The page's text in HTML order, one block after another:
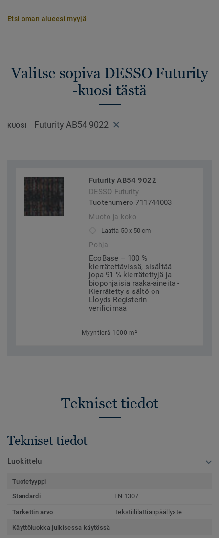
Etsi oman alueesi myyjä
Valitse sopiva DESSO Futurity
-kuosi tästä
KUOSI Futurity AB54 9022
Futurity AB54 9022
DESSO Futurity
Tuotenumero 711744003
Muoto ja koko
Laatta 50 x 50 cm
Pohja
EcoBase – 100 %
kierrätettävissä, sisältää
jopa 91 % kierrätettyjä ja
biopohjaisia raaka-aineita -
Kierrätetty sisältö on
Lloyds Registerin
verifioimaa
Myyntierä 1000 m²
Tekniset tiedot
Tekniset tiedot
Luokittelu
Tuotetyyppi
Standardi
EN 1307
Tarkettin arvo Tekstiililattianpäällyste
Käyttöluokka julkisessa käytössä